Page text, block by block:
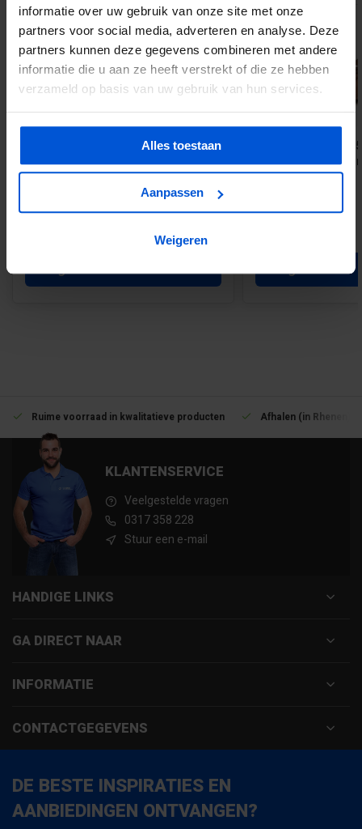
informatie over uw gebruik van onze site met onze
partners voor social media, adverteren en analyse. Deze
partners kunnen deze gegevens combineren met andere
informatie die u aan ze heeft verstrekt of die ze hebben
verzameld op basis van uw gebruik van hun services.
Alles toestaan
Aanpassen
Weigeren
Poort |Stripes | Vuren | Groen
Verduurzaamd | B100 x 179 CM
Voeg toe
Hardhouten paal
geschaafd met V-
Voeg toe
Ruime voorraad in kwalitatieve producten Afhalen (in Rhenen)
KLANTENSERVICE
Veelgestelde vragen
0317 358 228
Stuur een e-mail
HANDIGE LINKS
GA DIRECT NAAR
INFORMATIE
CONTACTGEGEVENS
DE BESTE INSPIRATIES EN
AANBIEDINGEN ONTVANGEN?